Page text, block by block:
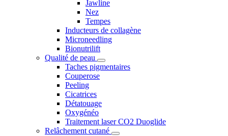
Jawline
Nez
Tempes
Inducteurs de collagène
Microneedling
Bionutrilift
Qualité de peau
Taches pigmentaires
Couperose
Peeling
Cicatrices
Détatouage
Oxygénéo
Traitement laser CO2 Duoglide
Relâchement cutané